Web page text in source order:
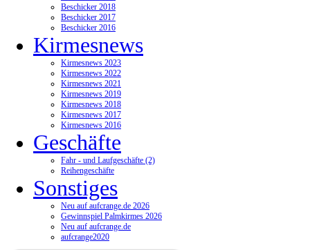
Beschicker 2018
Beschicker 2017
Beschicker 2016
Kirmesnews
Kirmesnews 2023
Kirmesnews 2022
Kirmesnews 2021
Kirmesnews 2019
Kirmesnews 2018
Kirmesnews 2017
Kirmesnews 2016
Geschäfte
Fahr - und Laufgeschäfte (2)
Reihengeschäfte
Sonstiges
Neu auf aufcrange.de 2026
Gewinnspiel Palmkirmes 2026
Neu auf aufcrange.de
aufcrange2020